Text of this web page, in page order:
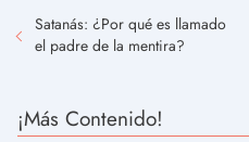
Satanás: ¿Por qué es llamado
el padre de la mentira?
¡Más Contenido!